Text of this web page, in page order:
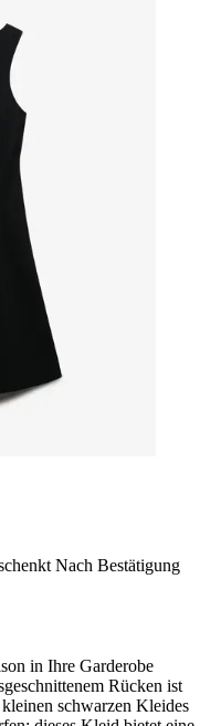
Nach Bestätigung
in Ihre Garderobe
Rücken ist
schwarzen Kleides